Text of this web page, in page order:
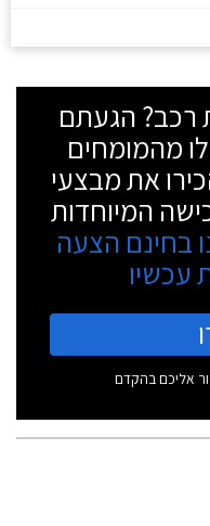
רכב? הגעתם
מהמומחים
את מבצעי
המיוחדות
בחינם הצעה
עכשיו
אליכם בהקדם